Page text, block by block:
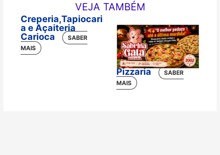
VEJA TAMBÉM
Creperia,Tapiocari
a e Açaiteria
Carioca
Sabrina Gata
Pizzaria